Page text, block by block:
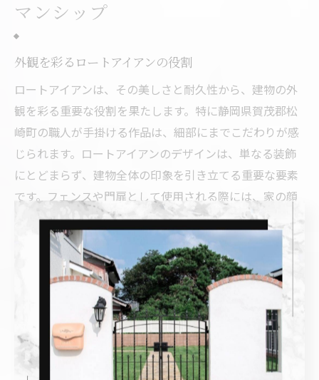
マンシップ
外観を彩るロートアイアンの役割
ロートアイアンは、その美しさと耐久性から、建物の外
観を彩る重要な役割を果たします。特に静岡県賀茂郡松
崎町の職人が手掛ける作品は、細部にまでこだわりが感
じられます。ロートアイアンのデザインは、単なる装飾
にとどまらず、建物全体の印象を引き立てる重要な要素
です。フェンスや門扉として使用される際には、家の顔
としての役割を果たし、訪れる人に強い印象を与えま
す。ロートアイアンの特性である重厚さと繊細さが、建
物に一層の風格をもたらし、長年にわたってその美しさ
を保ち続けます。
門扉・フェンスに宿る職人の魂
門扉やフェンスに見られるロートアイアンの美しさは、
職人たちの技術と情熱が詰まった賜物です。特に松崎町